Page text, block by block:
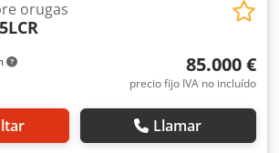
orugas
85.000 €
precio fijo IVA no incluído
Llamar